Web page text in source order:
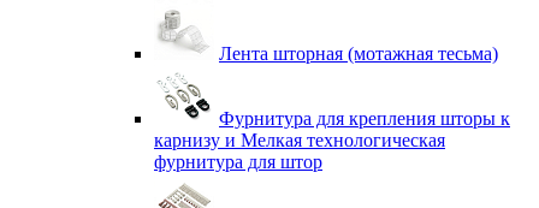
Лента шторная (мотажная тесьма)
Фурнитура для крепления шторы к
карнизу и Мелкая технологическая
фурнитура для штор